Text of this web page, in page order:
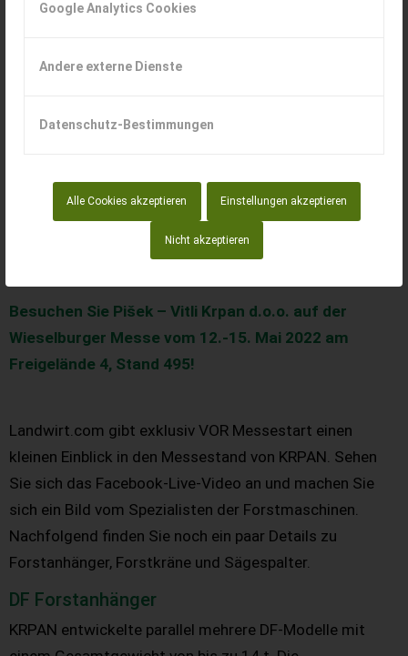
Google Analytics Cookies
Andere externe Dienste
Datenschutz-Bestimmungen
Alle Cookies akzeptieren Einstellungen akzeptieren
Nicht akzeptieren
Der Spezialist für Seilwinden, Forstanhänger,
Slowenien, der größte Hersteller von Forstseilwinden in
der EU, Forstanhänger und Forstkrane aus eigener
Produktion auf den Markt.
Besuchen Sie Pišek – Vitli Krpan d.o.o. auf der
Wieselburger Messe vom 12.-15. Mai 2022 am
Freigelände 4, Stand 495!
Landwirt.com gibt exklusiv VOR Messestart einen
kleinen Einblick in den Messestand von KRPAN. Sehen
Sie sich das Facebook-Live-Video an und machen Sie
sich ein Bild vom Spezialisten der Forstmaschinen.
Nachfolgend finden Sie noch ein paar Details zu
Forstanhänger, Forstkräne und Sägespalter.
DF Forstanhänger
KRPAN entwickelte parallel mehrere DF-Modelle mit